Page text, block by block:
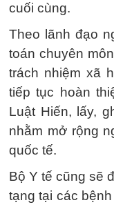
cuối cùng.
Theo lãnh đạo
toán chuyên
trách nhiệm xã
tiếp tục hoàn
Luật Hiến, lấy,
nhằm mở rộng
quốc tế.
Bộ Y tế cũng sẽ
tạng tại các